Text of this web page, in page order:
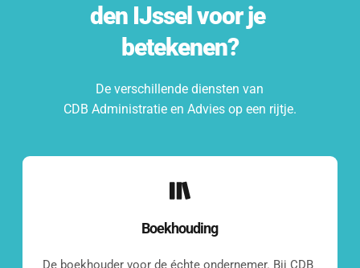
den IJssel voor je
betekenen?
De verschillende diensten van
CDB Administratie en Advies op een rijtje.
Boekhouding
De boekhouder voor de échte ondernemer. Bij CDB